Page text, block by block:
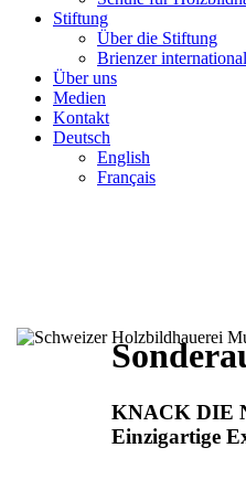
Stiftung
Über die Stiftung
Brienzer international
Über uns
Medien
Kontakt
Deutsch
English
Français
KNACK DIE
Einzigartige